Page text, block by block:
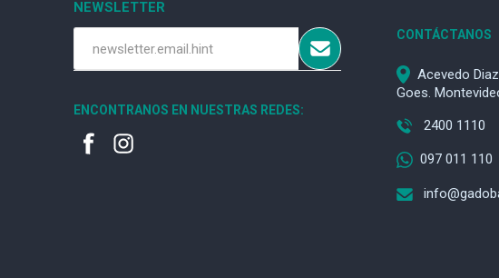
NEWSLETTER
ENCONTRANOS EN NUESTRAS REDES:
CONTÁCTANOS
Acevedo
Goes.
2400 1110
097 011 110